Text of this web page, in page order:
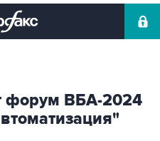
форум ВБА-2024